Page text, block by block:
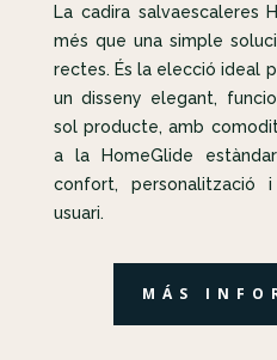
La cadira salvaescaleres
més que una simple
rectes. És la elecció ideal
un disseny elegant,
sol producte, amb
a la HomeGlide
confort,
usuari.
MÁS